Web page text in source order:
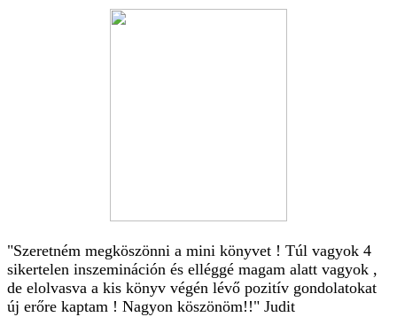
"Szeretném megköszönni a mini könyvet ! Túl vagyok 4
sikertelen inszemináción és elléggé magam alatt vagyok ,
de elolvasva a kis könyv végén lévő pozitív gondolatokat
új erőre kaptam ! Nagyon köszönöm!!" Judit